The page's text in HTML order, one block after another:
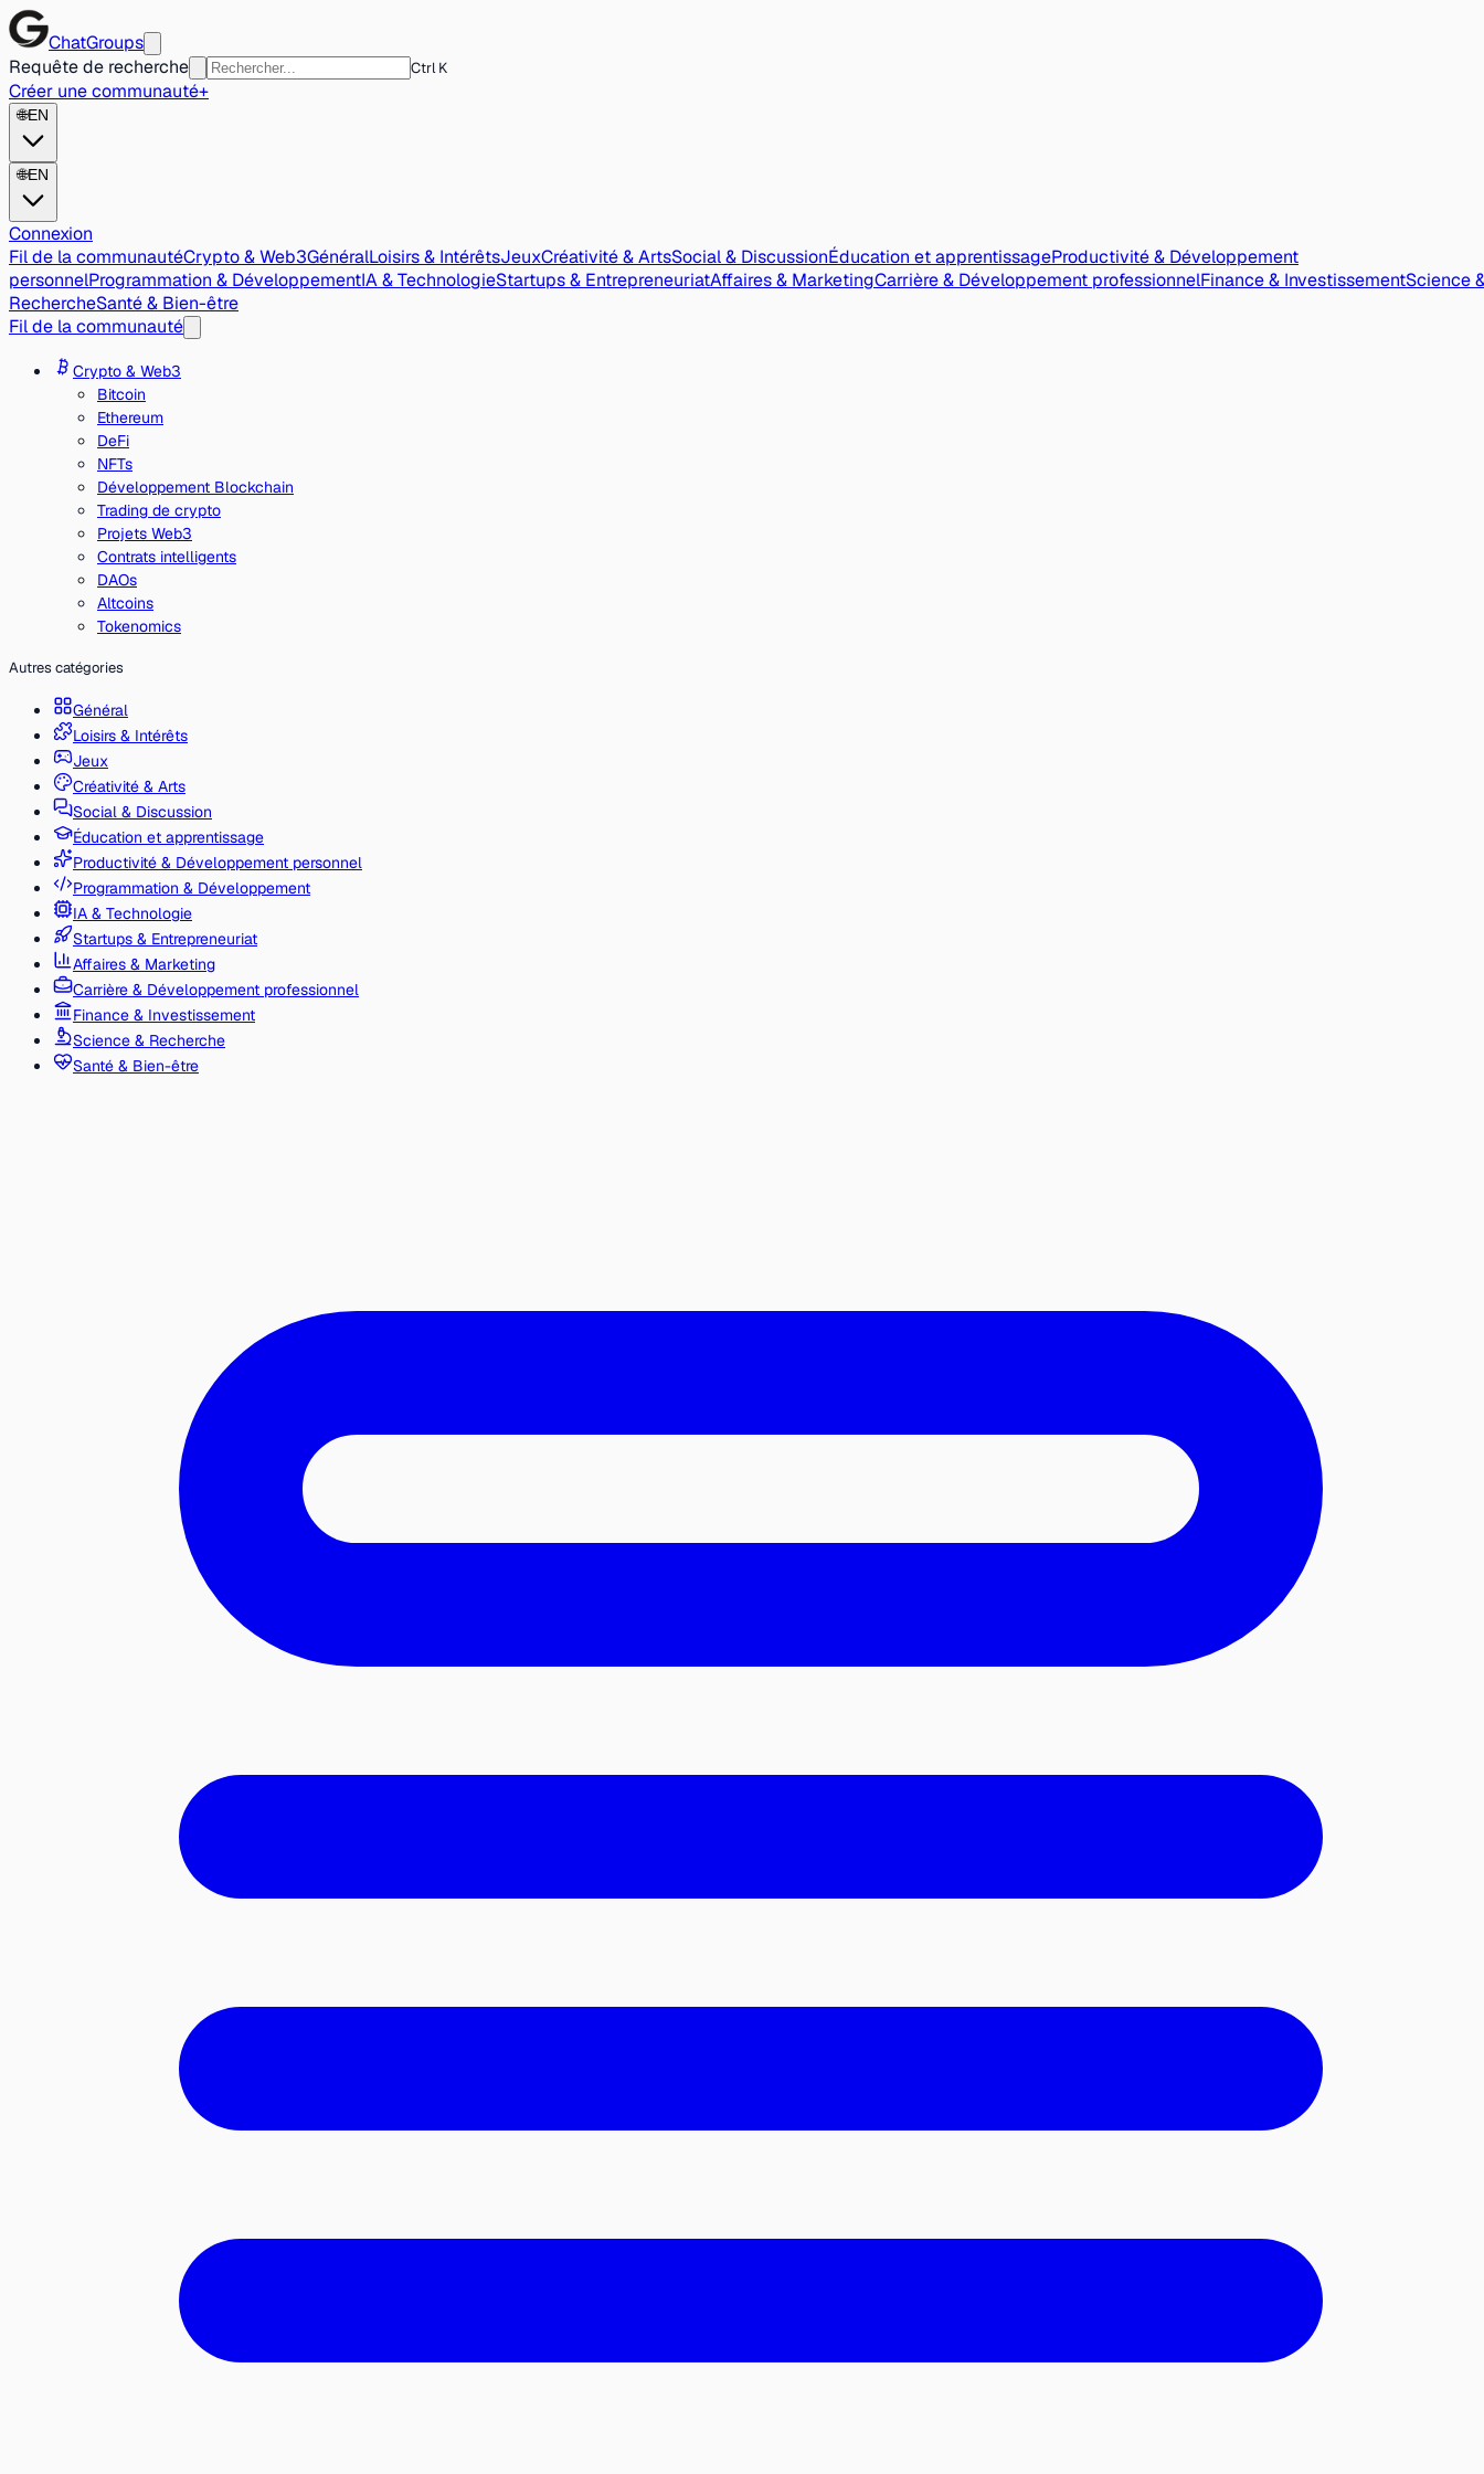
ChatGroups
Requête de recherche
Ctrl K
Créer une communauté+
🌐EN
🌐EN
Connexion
Fil de la communautéCrypto & Web3GénéralLoisirs & IntérêtsJeuxCréativité & ArtsSocial & DiscussionÉducation et apprentissageProductivité & Développement
personnelProgrammation & DéveloppementIA & TechnologieStartups & EntrepreneuriatAffaires & MarketingCarrière & Développement professionnelFinance & InvestissementScience
RechercheSanté & Bien-être
Fil de la communauté
Crypto & Web3
Bitcoin
Ethereum
DeFi
NFTs
Développement Blockchain
Trading de crypto
Projets Web3
Contrats intelligents
DAOs
Altcoins
Tokenomics
Autres catégories
Général
Loisirs & Intérêts
Jeux
Créativité & Arts
Social & Discussion
Éducation et apprentissage
Productivité & Développement personnel
Programmation & Développement
IA & Technologie
Startups & Entrepreneuriat
Affaires & Marketing
Carrière & Développement professionnel
Finance & Investissement
Science & Recherche
Santé & Bien-être